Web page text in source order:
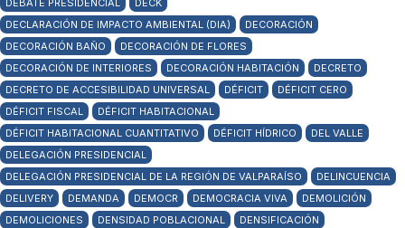
DEBATE PRESIDENCIAL
DECK
DECLARACIÓN DE IMPACTO AMBIENTAL (DIA)
DECORACIÓN
DECORACIÓN BAÑO
DECORACIÓN DE FLORES
DECORACIÓN DE INTERIORES
DECORACIÓN HABITACIÓN
DECRETO
DECRETO DE ACCESIBILIDAD UNIVERSAL
DÉFICIT
DÉFICIT CERO
DÉFICIT FISCAL
DÉFICIT HABITACIONAL
DÉFICIT HABITACIONAL CUANTITATIVO
DÉFICIT HÍDRICO
DEL VALLE
DELEGACIÓN PRESIDENCIAL
DELEGACIÓN PRESIDENCIAL DE LA REGIÓN DE VALPARAÍSO
DELINCUENCIA
DELIVERY
DEMANDA DEMOCR DEMOCRACIA VIVA
DEMOLICIÓN
DEMOLICIONES
DENSIDAD POBLACIONAL
DENSIFICACIÓN